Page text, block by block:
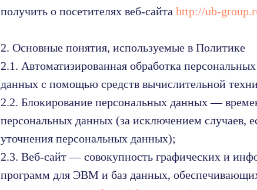
получить о посетителях веб-сайта http://ub-
2. Основные понятия, используемые в Политике
2.1. Автоматизированная обработка
данных с помощью средств вычислительной
2.2. Блокирование персональных данных —
персональных данных (за исключением случаев,
уточнения персональных данных);
2.3. Веб-сайт — совокупность графических и
программ для ЭВМ и баз данных,